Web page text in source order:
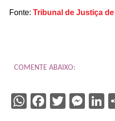
Fonte: Tribunal de Justiça de
COMENTE ABAIXO:
WhatsApp
Facebook
Twitter